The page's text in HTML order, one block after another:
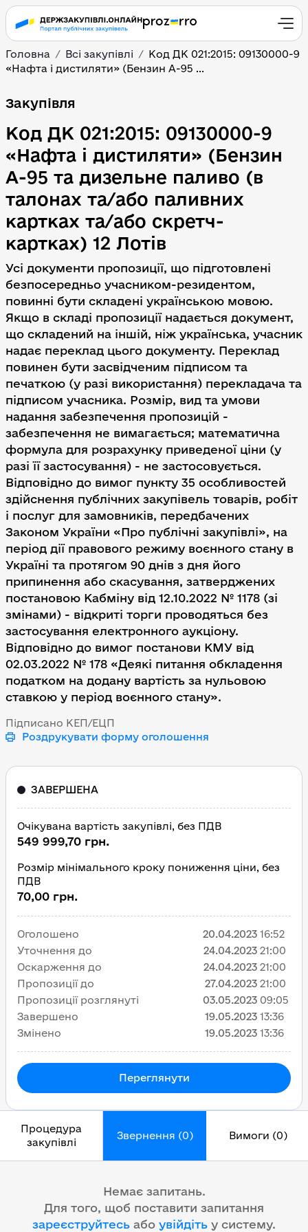
Головна Всі закупівлі
Код ДК 021:2015: 09130000-9
«Нафта і дистиляти» (Бензин А-95 ...
Код ДК 021:2015:
Закупівля
Код ДК 021:2015: 09130000-9
«Нафта і дистиляти» (Бензин
А-95 та дизельне паливо (в
талонах та/або паливних
картках та/або скретч-
картках) 12 Лотів
Усі документи пропозиції, що підготовлені
безпосередньо учасником-резидентом,
повинні бути складені українською мовою.
Якщо в складі пропозиції надається документ,
що складений на іншій, ніж українська, учасник
надає переклад цього документу. Переклад
повинен бути засвідченим підписом та
печаткою (у разі використання) перекладача та
підписом учасника. Розмір, вид та умови
надання забезпечення пропозицій -
забезпечення не вимагається; математична
формула для розрахунку приведеної ціни (у
разі її застосування) - не застосовується.
Відповідно до вимог пункту 35 особливостей
здійснення публічних закупівель товарів, робіт
і послуг для замовників, передбачених
Законом України «Про публічні закупівлі», на
період дії правового режиму воєнного стану в
Україні та протягом 90 днів з дня його
припинення або скасування, затверджених
постановою Кабміну від 12.10.2022 № 1178 (зі
змінами) - відкриті торги проводяться без
застосування електронного аукціону.
Відповідно до вимог постанови КМУ від
02.03.2022 № 178 «Деякі питання обкладення
податком на додану вартість за нульовою
ставкою у період воєнного стану».
Підписано КЕП/ЕЦП
Роздрукувати форму оголошення
Процедура
закупівлі
Звернення (0) Вимоги (0)
Немає запитань.
Для того, щоб поставити запитання
зареєструйтесь або увійдіть у систему.
ЗАВЕРШЕНА
Очікувана вартість закупівлі, без ПДВ
549 999,70 грн.
Розмір мінімального кроку пониження ціни, без
ПДВ
70,00 грн.
Оголошено 20.04.2023 16:52
Уточнення до
24.04.2023 21:00
Оскарження до
24.04.2023 21:00
Пропозиції до
27.04.2023 21:00
Пропозиції розглянуті
03.05.2023 09:05
Завершено
19.05.2023 13:36
Змінено
19.05.2023 13:36
Переглянути